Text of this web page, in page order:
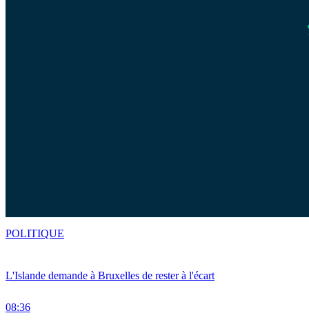
L'Islande demande à Bruxelles de rester à l'écart
08:36
POLITIQUE